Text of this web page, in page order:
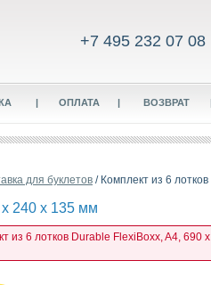
+7 495 232 07 08
| ОПЛАТА | ВОЗВРАТ
для буклетов / Комплект из 6
x 240 x 135 мм
6 лотков Durable FlexiBoxx, A4, 690